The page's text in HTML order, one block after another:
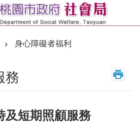
身心障礙者福利
務
及短期照顧服務